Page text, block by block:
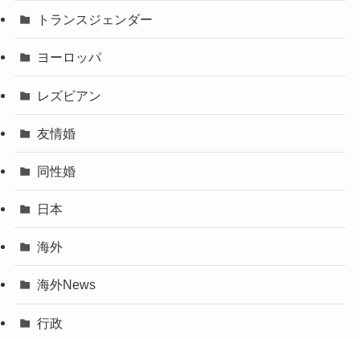
トランスジェンダー
ヨーロッパ
レズビアン
友情婚
同性婚
日本
海外
海外News
行政